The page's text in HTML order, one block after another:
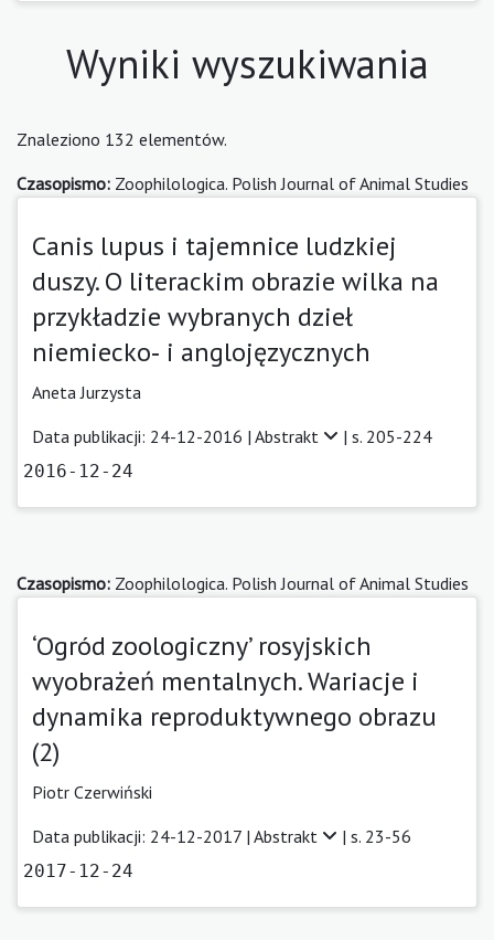
Wyniki wyszukiwania
Znaleziono 132 elementów.
Czasopismo: Zoophilologica. Polish Journal of Animal Studies
Canis lupus i tajemnice ludzkiej
duszy. O literackim obrazie wilka na
przykładzie wybranych dzieł
niemiecko‑ i anglojęzycznych
Aneta Jurzysta
Data publikacji: 24-12-2016 | Abstrakt | s. 205-224
2016-12-24
Czasopismo: Zoophilologica. Polish Journal of Animal Studies
‘Ogród zoologiczny’ rosyjskich
wyobrażeń mentalnych. Wariacje i
dynamika reproduktywnego obrazu
(2)
Piotr Czerwiński
Data publikacji: 24-12-2017 | Abstrakt | s. 23-56
2017-12-24